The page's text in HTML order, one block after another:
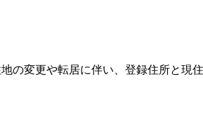
の変更や転居に伴い、登録住所と現